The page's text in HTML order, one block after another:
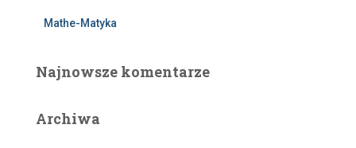
Mathe-Matyka
Najnowsze komentarze
Archiwa